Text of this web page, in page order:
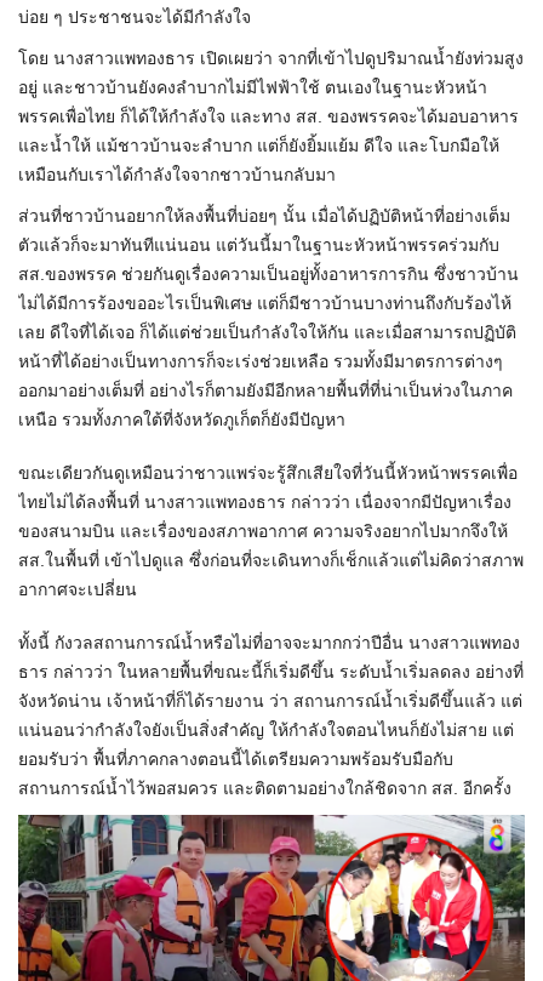
บ่อย ๆ ประชาชนจะได้มีกำลังใจ
โดย นางสาวแพทองธาร เปิดเผยว่า จากที่เข้าไปดูปริมาณน้ำยังท่วมสูง
อยู่ และชาวบ้านยังคงลำบากไม่มีไฟฟ้าใช้ ตนเองในฐานะหัวหน้า
พรรคเพื่อไทย ก็ได้ให้กำลังใจ และทาง สส. ของพรรคจะได้มอบอาหาร
และน้ำให้ แม้ชาวบ้านจะลำบาก แต่ก็ยังยิ้มแย้ม ดีใจ และโบกมือให้
เหมือนกับเราได้กำลังใจจากชาวบ้านกลับมา
ส่วนที่ชาวบ้านอยากให้ลงพื้นที่บ่อยๆ นั้น เมื่อได้ปฏิบัติหน้าที่อย่างเต็ม
ตัวแล้วก็จะมาทันทีแน่นอน แต่วันนี้มาในฐานะหัวหน้าพรรคร่วมกับ
สส.ของพรรค ช่วยกันดูเรื่องความเป็นอยู่ทั้งอาหารการกิน ซึ่งชาวบ้าน
ไม่ได้มีการร้องขออะไรเป็นพิเศษ แต่ก็มีชาวบ้านบางท่านถึงกับร้องไห้
เลย ดีใจที่ได้เจอ ก็ได้แต่ช่วยเป็นกำลังใจให้กัน และเมื่อสามารถปฏิบัติ
หน้าที่ได้อย่างเป็นทางการก็จะเร่งช่วยเหลือ รวมทั้งมีมาตรการต่างๆ
ออกมาอย่างเต็มที่ อย่างไรก็ตามยังมีอีกหลายพื้นที่ที่น่าเป็นห่วงในภาค
เหนือ รวมทั้งภาคใต้ที่จังหวัดภูเก็ตก็ยังมีปัญหา
ขณะเดียวกันดูเหมือนว่าชาวแพร่จะรู้สึกเสียใจที่วันนี้หัวหน้าพรรคเพื่อ
ไทยไม่ได้ลงพื้นที่ นางสาวแพทองธาร กล่าวว่า เนื่องจากมีปัญหาเรื่อง
ของสนามบิน และเรื่องของสภาพอากาศ ความจริงอยากไปมากจึงให้
สส.ในพื้นที่ เข้าไปดูแล ซึ่งก่อนที่จะเดินทางก็เช็กแล้วแต่ไม่คิดว่าสภาพ
อากาศจะเปลี่ยน
ทั้งนี้ กังวลสถานการณ์น้ำหรือไม่ที่อาจจะมากกว่าปีอื่น นางสาวแพทอง
ธาร กล่าวว่า ในหลายพื้นที่ขณะนี้ก็เริ่มดีขึ้น ระดับน้ำเริ่มลดลง อย่างที่
จังหวัดน่าน เจ้าหน้าที่ก็ได้รายงาน ว่า สถานการณ์น้ำเริ่มดีขึ้นแล้ว แต่
แน่นอนว่ากำลังใจยังเป็นสิ่งสำคัญ ให้กำลังใจตอนไหนก็ยังไม่สาย แต่
ยอมรับว่า พื้นที่ภาคกลางตอนนี้ได้เตรียมความพร้อมรับมือกับ
สถานการณ์น้ำไว้พอสมควร และติดตามอย่างใกล้ชิดจาก สส. อีกครั้ง